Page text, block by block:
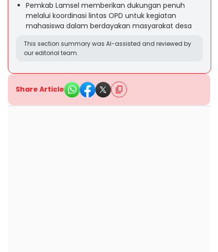
Pemkab Lamsel memberikan dukungan penuh
melalui koordinasi lintas OPD untuk kegiatan
mahasiswa dalam berdayakan masyarakat desa
This section summary was AI-assisted and reviewed by
our editorial team.
Share Article